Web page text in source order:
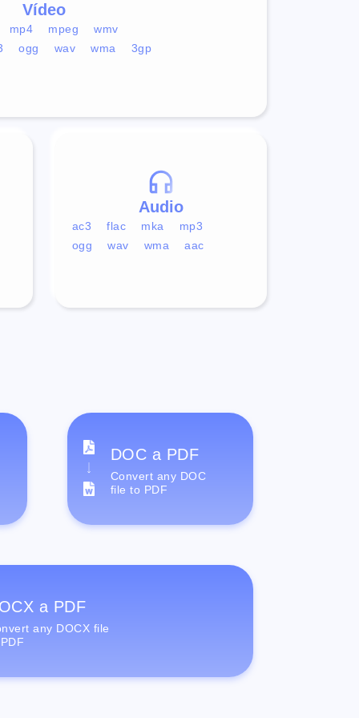
Vídeo
mp4 mpeg
wmv
ogg wav wma 3gp
Audio
ac3 flac mka
mp3
ogg
wav wma aac
DOC a PDF
Convert any DOC
file to PDF
a PDF
any DOCX file